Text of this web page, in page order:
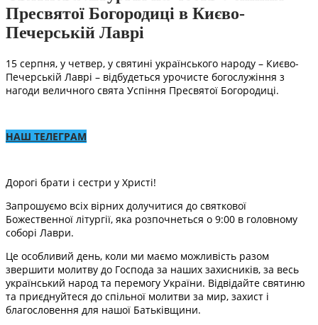
Пресвятої Богородиці в Києво-
Печерській Лаврі
15 серпня, у четвер, у святині українського народу – Києво-
Печерській Лаврі – відбудеться урочисте богослужіння з
нагоди величного свята Успіння Пресвятої Богородиці.
НАШ ТЕЛЕГРАМ
Дорогі брати і сестри у Христі!
Запрошуємо всіх вірних долучитися до святкової
Божественної літургії, яка розпочнеться о 9:00 в головному
соборі Лаври.
Це особливий день, коли ми маємо можливість разом
звершити молитву до Господа за наших захисників, за весь
український народ та перемогу України. Відвідайте святиню
та приєднуйтеся до спільної молитви за мир, захист і
благословення для нашої Батьківщини.